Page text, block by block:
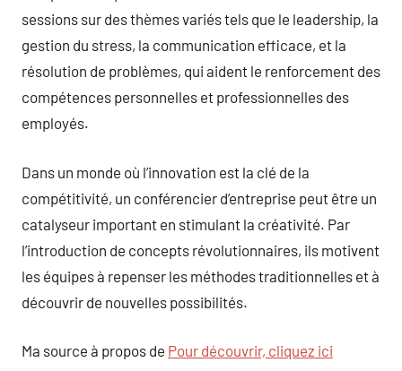
sessions sur des thèmes variés tels que le leadership, la
gestion du stress, la communication efficace, et la
résolution de problèmes, qui aident le renforcement des
compétences personnelles et professionnelles des
employés.
Dans un monde où l’innovation est la clé de la
compétitivité, un conférencier d’entreprise peut être un
catalyseur important en stimulant la créativité. Par
l’introduction de concepts révolutionnaires, ils motivent
les équipes à repenser les méthodes traditionnelles et à
découvrir de nouvelles possibilités.
Ma source à propos de Pour découvrir, cliquez ici